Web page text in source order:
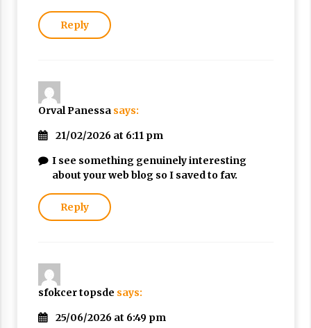
Reply
Orval Panessa says:
21/02/2026 at 6:11 pm
I see something genuinely interesting
about your web blog so I saved to fav.
Reply
sfokcer topsde says:
25/06/2026 at 6:49 pm